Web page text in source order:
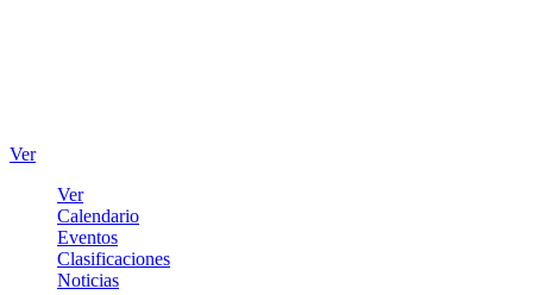
Ver
Ver
Calendario
Eventos
Clasificaciones
Noticias